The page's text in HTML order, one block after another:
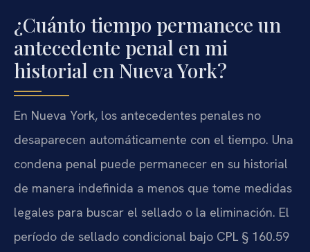
¿Cuánto tiempo permanece un
antecedente penal en mi
historial en Nueva York?
En Nueva York, los antecedentes penales no
desaparecen automáticamente con el tiempo. Una
condena penal puede permanecer en su historial
de manera indefinida a menos que tome medidas
legales para buscar el sellado o la eliminación. El
período de sellado condicional bajo CPL § 160.59